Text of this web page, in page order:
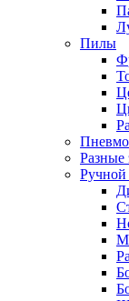
Пилы
Разные
Ручной